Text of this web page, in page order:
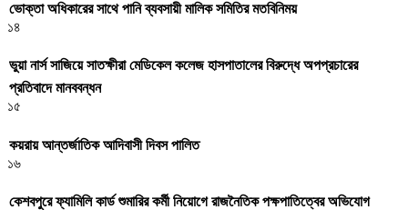
ভোক্তা অধিকারের সাথে পানি ব্যবসায়ী মালিক সমিতির মতবিনিময়
১৪
ভুয়া নার্স সাজিয়ে সাতক্ষীরা মেডিকেল কলেজ হাসপাতালের বিরুদ্ধে অপপ্রচারের
প্রতিবাদে মানববন্ধন
১৫
কয়রায় আন্তর্জাতিক আদিবাসী দিবস পালিত
১৬
কেশবপুরে ফ্যামিলি কার্ড শুমারির কর্মী নিয়োগে রাজনৈতিক পক্ষপাতিত্বের অভিযোগ